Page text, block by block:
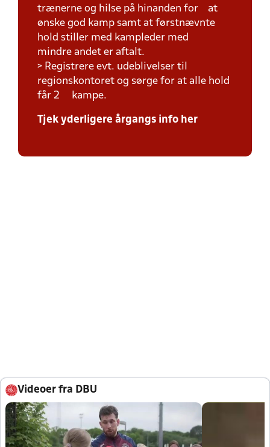
trænerne og hilse på hinanden for at
ønske god kamp samt at førstnævnte
hold stiller med kampleder med
mindre andet er aftalt.
> Registrere evt. udeblivelser til
regionskontoret og sørge for at alle hold
får 2 kampe.
Tjek yderligere årgangs info her
Videoer fra DBU